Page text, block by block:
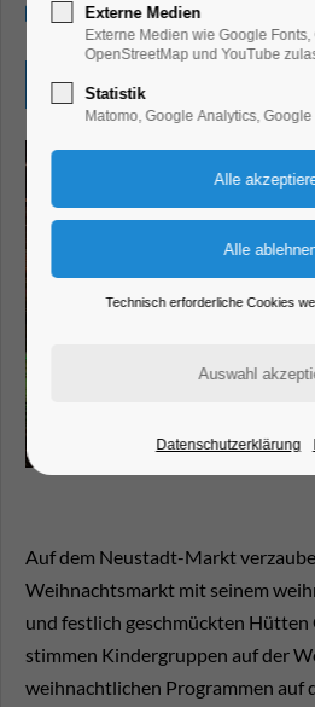
29.11.2025, 11:00–21:00
Eintritt frei
Auf dem Neustadt-Markt
Weihnachtsmarkt mit seinem
und festlich geschmückten
stimmen Kindergruppen auf der
weihnachtlichen Programmen auf
Externe Medien
Externe Medien wie Google
OpenStreetMap und YouTube
Statistik
Matomo, Google Analytics,
Technisch erforderliche Cookies
Datenschutzerklärung